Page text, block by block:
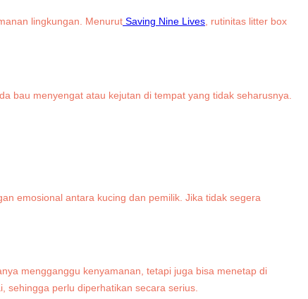
lingkungan. Menurut Saving Nine Lives , rutinitas litter box
bau menyengat atau kejutan di tempat yang tidak seharusnya.
emosional antara kucing dan pemilik. Jika tidak segera
mengganggu kenyamanan, tetapi juga bisa menetap di
sehingga perlu diperhatikan secara serius.